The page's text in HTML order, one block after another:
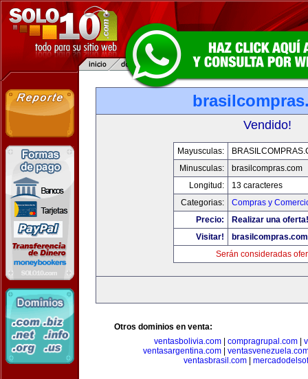
Vendido!
Mayusculas:
Minusculas:
brasilcompras.com
Longitud:
13 caracteres
Categorias:
Compras y
Precio:
Realizar una oferta!
Visitar!
brasilcompras.com
Serán consideradas
Otros dominios en venta:
ventasbolivia.com
compragrupal.com
ventasargentina.com|
ventasbrasil.com